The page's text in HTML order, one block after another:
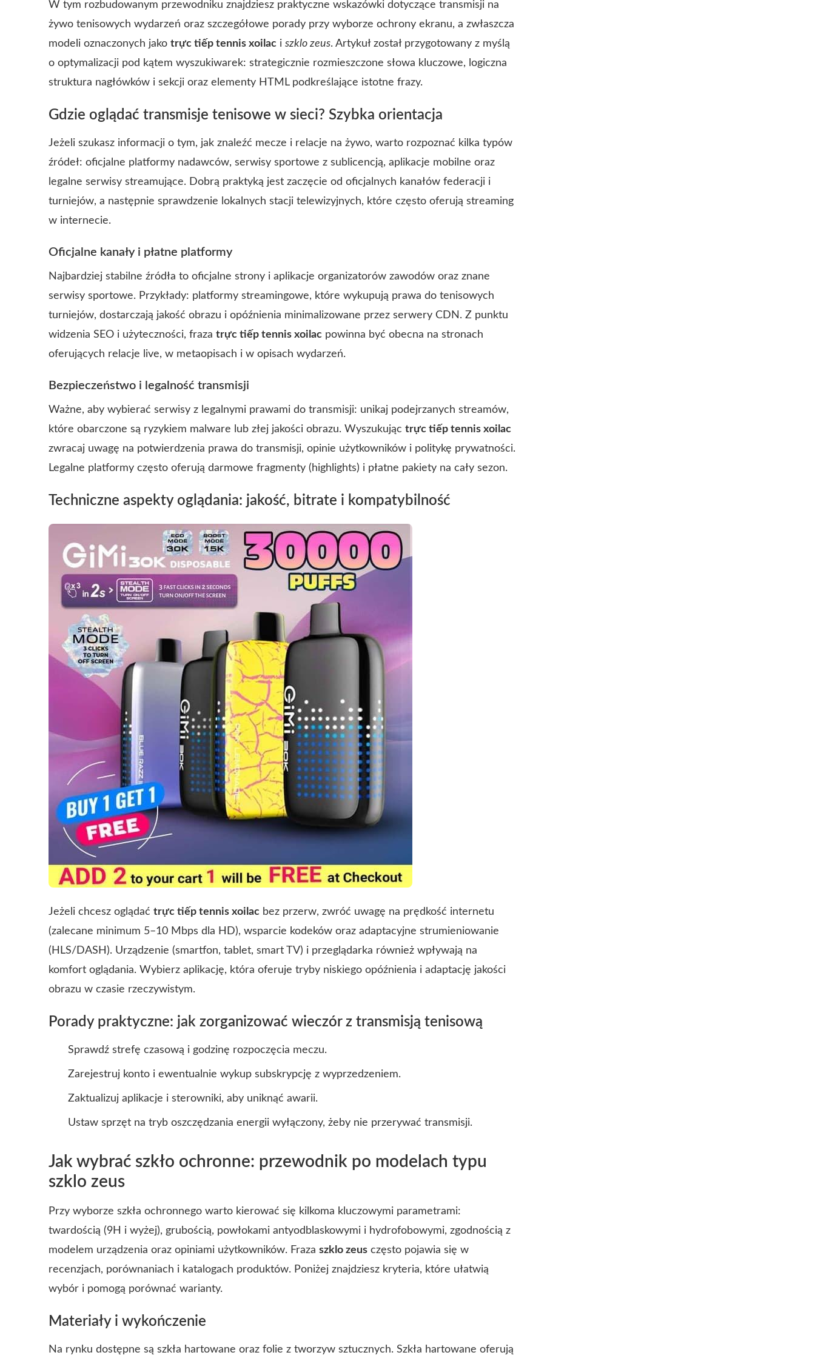
W tym rozbudowanym przewodniku znajdziesz praktyczne wskazówki dotyczące transmisji na
żywo tenisowych wydarzeń oraz szczegółowe porady przy wyborze ochrony ekranu, a zwłaszcza
modeli oznaczonych jako trực tiếp tennis xoilac i szklo zeus. Artykuł został przygotowany z myślą
o optymalizacji pod kątem wyszukiwarek: strategicznie rozmieszczone słowa kluczowe, logiczna
struktura nagłówków i sekcji oraz elementy HTML podkreślające istotne frazy.
Gdzie oglądać transmisje tenisowe w sieci? Szybka orientacja
Jeżeli szukasz informacji o tym, jak znaleźć mecze i relacje na żywo, warto rozpoznać kilka typów
źródeł: oficjalne platformy nadawców, serwisy sportowe z sublicencją, aplikacje mobilne oraz
legalne serwisy streamujące. Dobrą praktyką jest zaczęcie od oficjalnych kanałów federacji i
turniejów, a następnie sprawdzenie lokalnych stacji telewizyjnych, które często oferują streaming
w internecie.
Oficjalne kanały i płatne platformy
Najbardziej stabilne źródła to oficjalne strony i aplikacje organizatorów zawodów oraz znane
serwisy sportowe. Przykłady: platformy streamingowe, które wykupują prawa do tenisowych
turniejów, dostarczają jakość obrazu i opóźnienia minimalizowane przez serwery CDN. Z punktu
widzenia SEO i użyteczności, fraza trực tiếp tennis xoilac powinna być obecna na stronach
oferujących relacje live, w metaopisach i w opisach wydarzeń.
Bezpieczeństwo i legalność transmisji
Ważne, aby wybierać serwisy z legalnymi prawami do transmisji: unikaj podejrzanych streamów,
które obarczone są ryzykiem malware lub złej jakości obrazu. Wyszukując trực tiếp tennis xoilac
zwracaj uwagę na potwierdzenia prawa do transmisji, opinie użytkowników i politykę prywatności.
Legalne platformy często oferują darmowe fragmenty (highlights) i płatne pakiety na cały sezon.
Techniczne aspekty oglądania: jakość, bitrate i kompatybilność
Jeżeli chcesz oglądać trực tiếp tennis xoilac bez przerw, zwróć uwagę na prędkość internetu
(zalecane minimum 5–10 Mbps dla HD), wsparcie kodeków oraz adaptacyjne strumieniowanie
(HLS/DASH). Urządzenie (smartfon, tablet, smart TV) i przeglądarka również wpływają na
komfort oglądania. Wybierz aplikację, która oferuje tryby niskiego opóźnienia i adaptację jakości
obrazu w czasie rzeczywistym.
Porady praktyczne: jak zorganizować wieczór z transmisją tenisową
Sprawdź strefę czasową i godzinę rozpoczęcia meczu.
Zarejestruj konto i ewentualnie wykup subskrypcję z wyprzedzeniem.
Zaktualizuj aplikacje i sterowniki, aby uniknąć awarii.
Ustaw sprzęt na tryb oszczędzania energii wyłączony, żeby nie przerywać transmisji.
Jak wybrać szkło ochronne: przewodnik po modelach typu
szklo zeus
Przy wyborze szkła ochronnego warto kierować się kilkoma kluczowymi parametrami:
twardością (9H i wyżej), grubością, powłokami antyodblaskowymi i hydrofobowymi, zgodnością z
modelem urządzenia oraz opiniami użytkowników. Fraza szklo zeus często pojawia się w
recenzjach, porównaniach i katalogach produktów. Poniżej znajdziesz kryteria, które ułatwią
wybór i pomogą porównać warianty.
Materiały i wykończenie
Na rynku dostępne są szkła hartowane oraz folie z tworzyw sztucznych. Szkła hartowane oferują